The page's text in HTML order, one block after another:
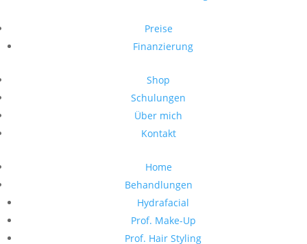
Preise
Finanzierung
Shop
Schulungen
Über mich
Kontakt
Home
Behandlungen
Hydrafacial
Prof. Make-Up
Prof. Hair Styling